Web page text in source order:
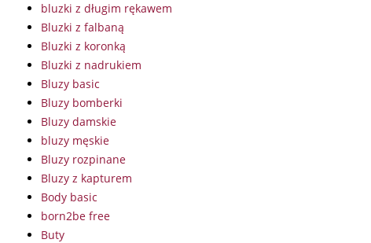
bluzki z długim rękawem
Bluzki z falbaną
Bluzki z koronką
Bluzki z nadrukiem
Bluzy basic
Bluzy bomberki
Bluzy damskie
bluzy męskie
Bluzy rozpinane
Bluzy z kapturem
Body basic
born2be free
Buty